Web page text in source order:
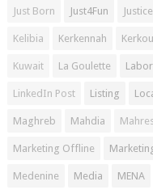
Just Born Just4Fun Justice
Kelibia Kerkennah
Kuwait La Goulette Labor
LinkedIn Post Listing
Maghreb Mahdia
Marketing Offline
Medenine Media MENA